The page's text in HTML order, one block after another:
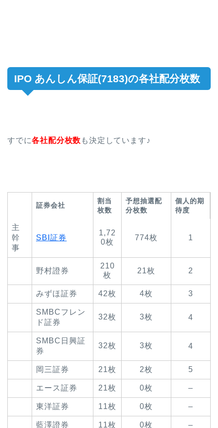
IPO あんしん保証(7183)の各社配分枚数
すでに各社配分枚数 も決定しています♪
証券会社
割当
枚数
予想抽選配
分枚数
個人的期
待度
主
幹
事
SBI証券
1,72
0枚
774枚 1
野村證券
210
枚
21枚 2
みずほ証券 42枚 4枚 3
SMBCフレン
ド証券
32枚 3枚 4
SMBC日興証
券
32枚 3枚 4
岡三証券 21枚 2枚 5
エース証券 21枚 0枚 –
東洋証券 11枚 0枚 –
藍澤證券 11枚 0枚 –